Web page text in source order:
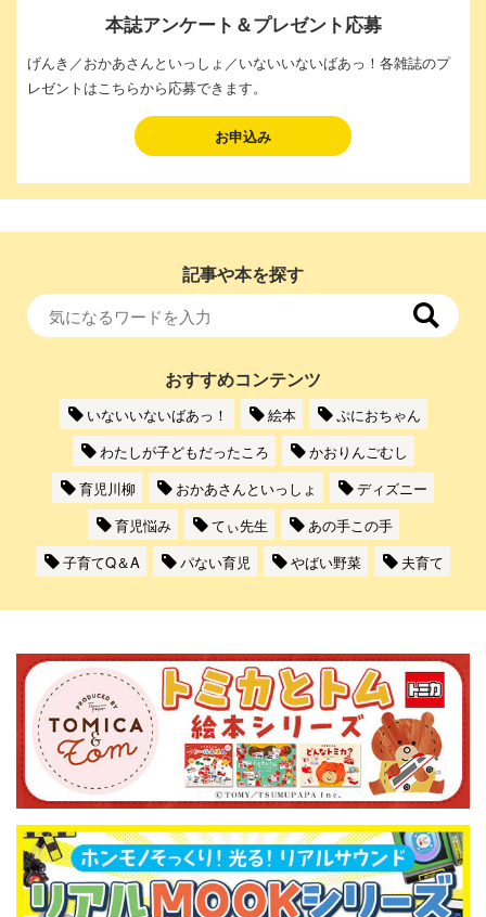
本誌アンケート＆プレゼント応募
げんき／おかあさんといっしょ／いないいないばあっ！各雑誌のプ
レゼントはこちらから応募できます。
お申込み
記事や本を探す
おすすめコンテンツ
いないいないばあっ！ 絵本
ぷにおちゃん
わたしが子どもだったころ
かおりんごむし
育児川柳
おかあさんといっしょ
ディズニー
育児悩み
てぃ先生
あの手この手
子育てQ＆A
パない育児 やばい野菜 夫育て